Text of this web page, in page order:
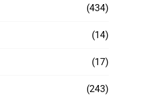
(434)
(14)
(17)
(243)